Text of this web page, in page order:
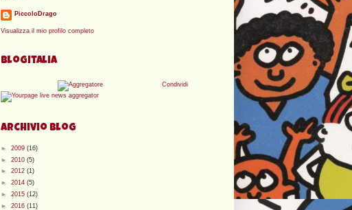
PiccoloDrago
Visualizza il mio profilo completo
Blogitalia
Condividi
Archivio blog
► 2009 (16)
► 2010 (5)
► 2012 (1)
► 2014 (5)
► 2015 (12)
► 2016 (11)